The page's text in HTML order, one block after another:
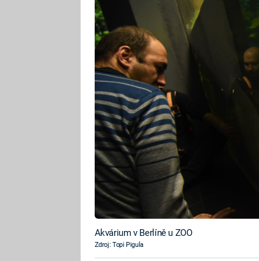
Akvárium v Berlíně u ZOO
Zdroj: Topi Pigula